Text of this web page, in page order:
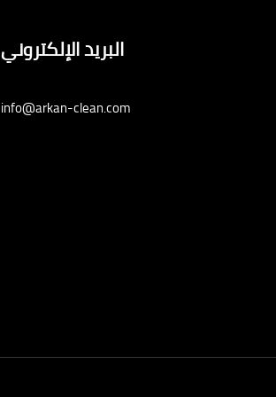
البريد الإلكتروني
info@arkan-clean.com